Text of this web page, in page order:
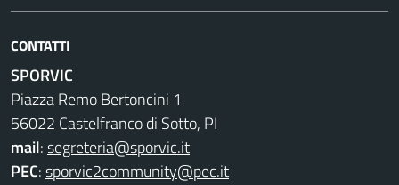
CONTATTI
SPORVIC
Piazza Remo Bertoncini 1
56022 Castelfranco di Sotto, PI
mail:segreteria@sporvic.it
PEC:sporvic2community@pec.it